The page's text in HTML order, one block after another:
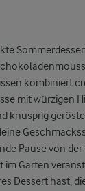
kombiniert
mit würzigen
knusprig
Pause von
im Garten
Dessert hast,